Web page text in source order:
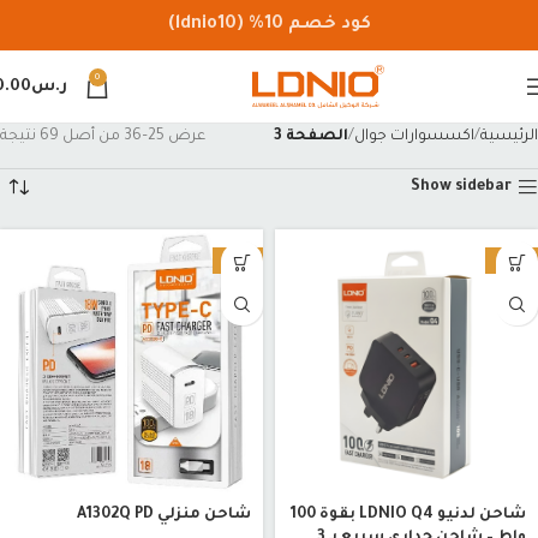
كود خصم 10% (ldnio10)
0 ر.س
الرئيسية اكسسوارات جوال الصفحة 3 عرض 25–36 من أصل 69 نتيجة
Show sidebar
-14%
شاحن لدنيو LDNIO Q4 بقوة 100
-13%
شاحن منزلي A1302Q PD